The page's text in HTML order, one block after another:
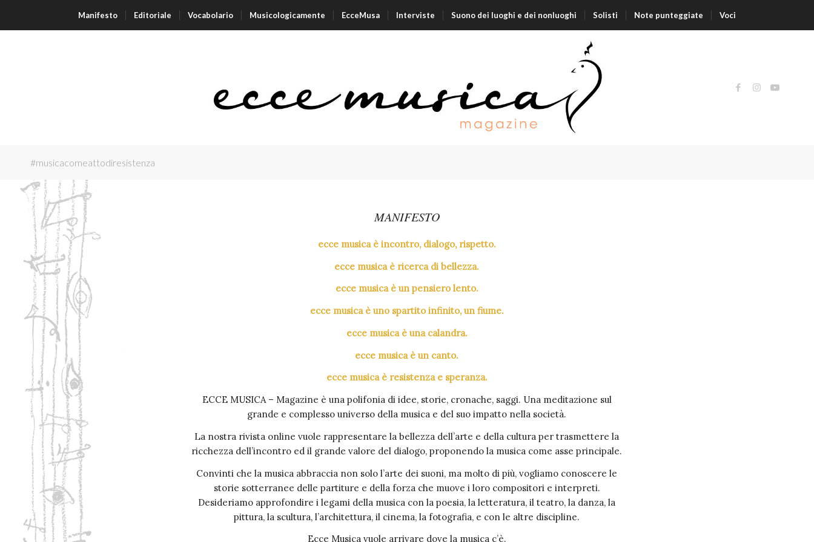
Manifesto Editoriale Vocabolario Musicologicamente EcceMusa Interviste Suono dei luoghi e dei nonluoghi Solisti Note punteggiate Voci
#musicacomeattodiresistenza
MANIFESTO
ecce musica è incontro, dialogo, rispetto.
ecce musica è ricerca di bellezza.
ecce musica è un pensiero lento.
ecce musica è uno spartito infinito, un fiume.
ecce musica è una calandra.
ecce musica è un canto.
ecce musica è resistenza e speranza.
ECCE MUSICA – Magazine è una polifonia di idee, storie, cronache, saggi. Una meditazione sul
grande e complesso universo della musica e del suo impatto nella società.
La nostra rivista online vuole rappresentare la bellezza dell’arte e della cultura per trasmettere la
ricchezza dell’incontro ed il grande valore del dialogo, proponendo la musica come asse principale.
Convinti che la musica abbraccia non solo l’arte dei suoni, ma molto di più, vogliamo conoscere le
storie sotterranee delle partiture e della forza che muove i loro compositori e interpreti.
Desideriamo approfondire i legami della musica con la poesia, la letteratura, il teatro, la danza, la
pittura, la scultura, l’architettura, il cinema, la fotografia, e con le altre discipline.
Ecce Musica vuole arrivare dove la musica c’è.